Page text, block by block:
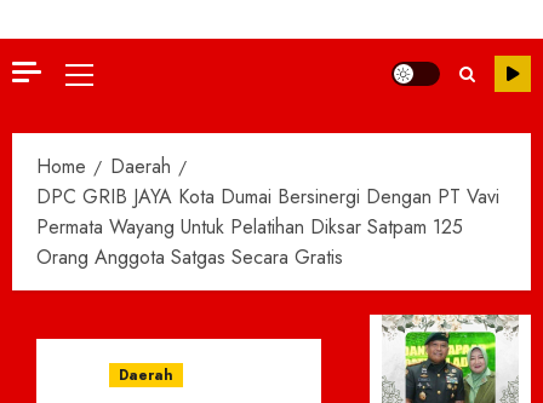
Primary
Home
Daerah
DPC GRIB JAYA Kota Dumai Bersinergi Dengan PT Vavi
Permata Wayang Untuk Pelatihan Diksar Satpam 125
Orang Anggota Satgas Secara Gratis
Daerah